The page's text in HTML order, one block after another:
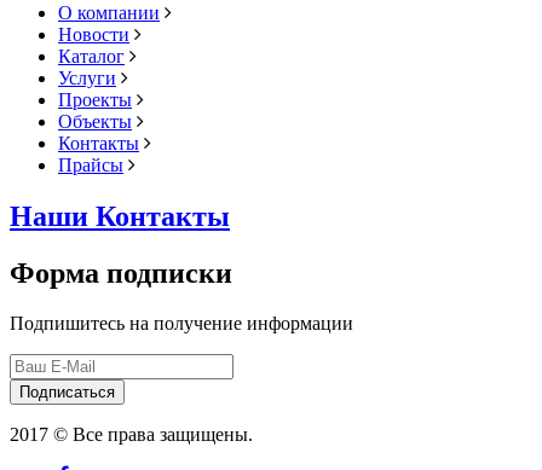
О компании
Новости
Каталог
Услуги
Проекты
Объекты
Контакты
Прайсы
Наши Контакты
Форма подписки
Подпишитесь на получение информации
Подписаться
2017 © Все права защищены.